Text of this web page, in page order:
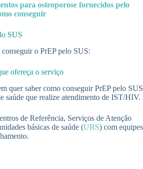
para osteoporose fornecidos pelo
conseguir
SUS
conseguir o PrEP pelo SUS:
ofereça o serviço
quer saber como conseguir PrEP pelo SUS
saúde que realize atendimento de IST/HIV.
de Referência, Serviços de Atenção
básicas de saúde (UBS) com equipes